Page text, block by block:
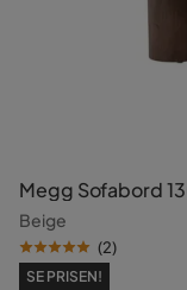
Megg Sofabord
Beige
(2)
SE PRISEN!